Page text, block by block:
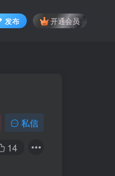
发布 开通会员
私信
14